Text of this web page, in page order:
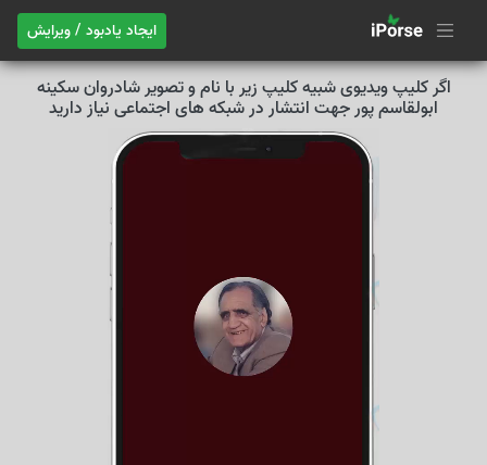
ایجاد یادبود / ویرایش
اگر کلیپ ویدیوی شبیه کلیپ زیر با نام و تصویر شادروان سکینه
ابولقاسم پور جهت انتشار در شبکه های اجتماعی نیاز دارید